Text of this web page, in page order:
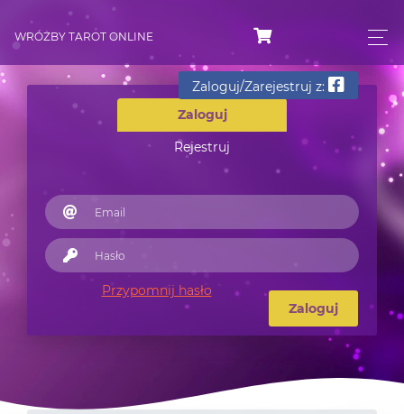
WRÓŻBY TAROT ONLINE
Zaloguj
Rejestruj
Zaloguj/Zarejestruj z:
Przypomnij hasło
Zaloguj